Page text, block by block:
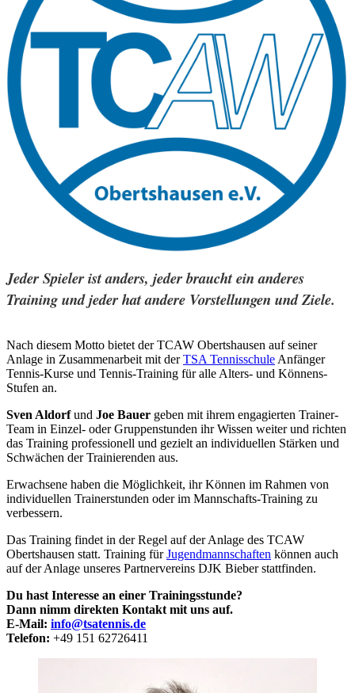
Jeder Spieler ist anders, jeder braucht ein anderes
Training und jeder hat andere Vorstellungen und Ziele.
Nach diesem Motto bietet der TCAW Obertshausen auf seiner
Anlage in Zusammenarbeit mit derTSA Tennisschule Anfänger
Tennis-Kurse und Tennis-Training für alle Alters- und Könnens-
Stufen an.
Sven Aldorfund Joe Bauer geben mit ihrem engagierten Trainer-
Team in Einzel- oder Gruppenstunden ihr Wissen weiter und richten
das Training professionell und gezielt an individuellen Stärken und
Schwächen der Trainierenden aus.
Erwachsene haben die Möglichkeit, ihr Können im Rahmen von
individuellen Trainerstunden oder im Mannschafts-Training zu
verbessern.
Das Training findet in der Regel auf der Anlage des TCAW
Obertshausen statt. Training fürJugendmannschaften können auch
auf der Anlage unseres Partnervereins DJK Bieber stattfinden.
Du hast Interesse an einer Trainingsstunde?
Dann nimm direkten Kontakt mit uns auf.
E-Mail: info@tsatennis.de
Telefon: +49 151 62726411